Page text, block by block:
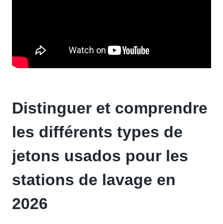
Distinguer et comprendre
les différents types de
jetons usados pour les
stations de lavage en
2026